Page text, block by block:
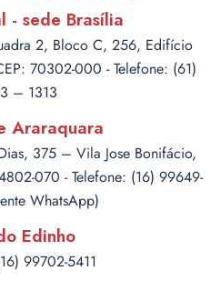
- sede Brasília
2, Bloco C, 256, Edifício
70302-000 - Telefone: (61)
– 1313
Araraquara
375 – Vila Jose Bonifácio,
070 - Telefone: (16) 99649-
WhatsApp)
Edinho
99702-5411